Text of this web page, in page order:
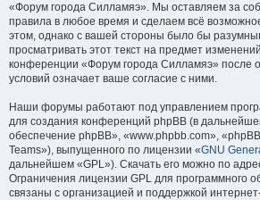
«Форум города Силламяэ». Мы оставляем за
правила в любое время и сделаем всё
этом, однако с вашей стороны было бы
просматривать этот текст на предмет
конференции «Форум города Силламяэ» после
условий означает ваше согласие с ними.
Наши форумы работают под управлением
для создания конференций phpBB (в
обеспечение phpBB», «www.phpbb.com»,
Teams»), выпущенного по лицензии «GNU
дальнейшем «GPL»). Скачать его можно по
Ограничения лицензии GPL для программного
связаны с организацией и поддержкой